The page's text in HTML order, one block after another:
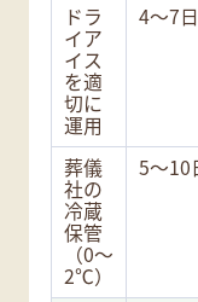
ドラ
イア
イス
を適
切に
運用
4〜7日
葬儀
社の
冷蔵
保管
（0〜
2℃）
5〜10